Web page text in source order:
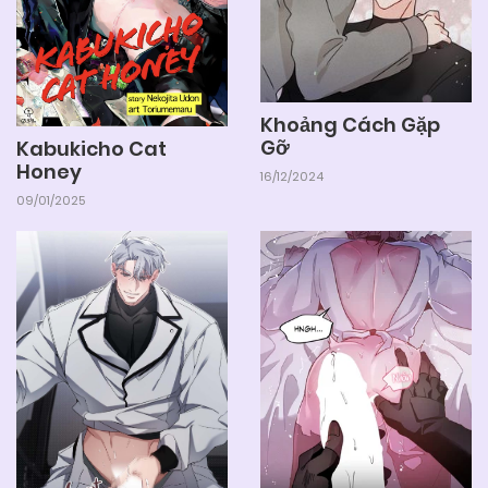
Chapter 2 05/06/2025
Chapter 1 05/06/2025
Kabukicho Cat
Honey
09/01/2025
Khoảng Cách Gặp
Gỡ
16/12/2024